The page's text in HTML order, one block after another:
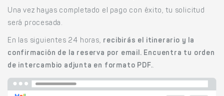
Una vez hayas completado el pago con éxito, tu solicitud
será procesada.
En las siguientes 24 horas, recibirás el itinerario y la
confirmación de la reserva por email. Encuentra tu orden
de intercambio adjunta en formato PDF..